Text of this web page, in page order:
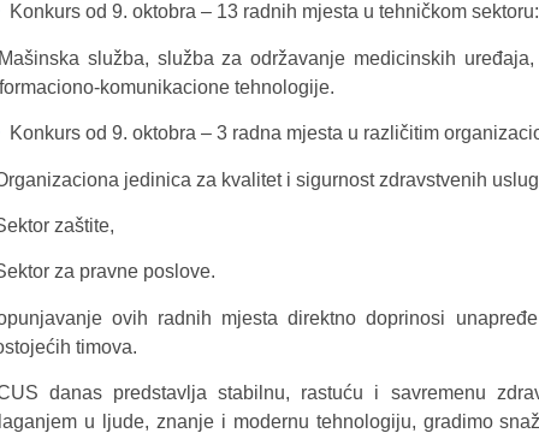
Konkurs od 9. oktobra – 13 radnih mjesta u tehničkom sektoru:
služba, služba za održavanje medicinskih
komunikacione tehnologije.
Konkurs od 9. oktobra – 3 radna mjesta u različitim
jedinica za kvalitet i sigurnost zdravstvenih
zaštite,
za pravne poslove.
ovih radnih mjesta direktno doprinosi
timova.
danas predstavlja stabilnu, rastuću i savremenu
u ljude, znanje i modernu tehnologiju, gradimo